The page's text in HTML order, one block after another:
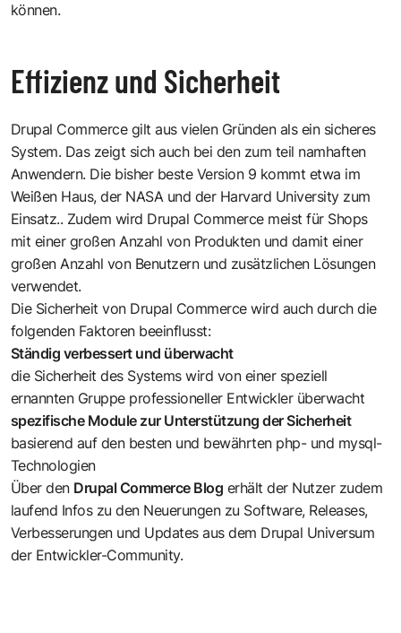
können.
Effizienz und Sicherheit
Drupal Commerce gilt aus vielen Gründen als ein sicheres
System. Das zeigt sich auch bei den zum teil namhaften
Anwendern. Die bisher beste Version 9 kommt etwa im
Weißen Haus, der NASA und der Harvard University zum
Einsatz.. Zudem wird Drupal Commerce meist für Shops
mit einer großen Anzahl von Produkten und damit einer
großen Anzahl von Benutzern und zusätzlichen Lösungen
verwendet.
Die Sicherheit von Drupal Commerce wird auch durch die
folgenden Faktoren beeinflusst:
Ständig verbessert und überwacht
die Sicherheit des Systems wird von einer speziell
ernannten Gruppe professioneller Entwickler überwacht
spezifische Module zur Unterstützung der Sicherheit
basierend auf den besten und bewährten php- und mysql-
Technologien
Über den Drupal Commerce Blog erhält der Nutzer zudem
laufend Infos zu den Neuerungen zu Software, Releases,
Verbesserungen und Updates aus dem Drupal Universum
der Entwickler-Community.